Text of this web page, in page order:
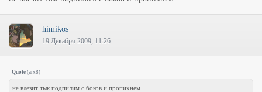
himikos
19 Декабря 2009, 11:26
Quote (arx8)
не влезит тык подпилим с боков и пропихнем.